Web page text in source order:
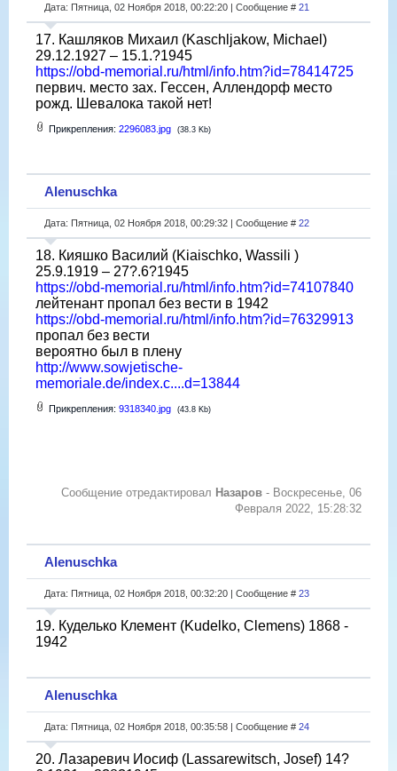
Дата: Пятница, 02 Ноября 2018, 00:22:20 | Сообщение # 21
17. Кашляков Михаил (Kaschljakow, Michael)
29.12.1927 – 15.1.?1945
https://obd-memorial.ru/html/info.htm?id=78414725
первич. место зах. Гессен, Аллендорф место
рожд. Шевалока такой нет!
Прикрепления: 2296083.jpg (38.3 Kb)
Alenuschka
Дата: Пятница, 02 Ноября 2018, 00:29:32 | Сообщение # 22
18. Кияшко Василий (Kiaischko, Wassili )
25.9.1919 – 27?.6?1945
https://obd-memorial.ru/html/info.htm?id=74107840
лейтенант пропал без вести в 1942
https://obd-memorial.ru/html/info.htm?id=76329913
пропал без вести
вероятно был в плену
http://www.sowjetische-
memoriale.de/index.c....d=13844
Прикрепления: 9318340.jpg (43.8 Kb)
Сообщение отредактировал Назаров - Воскресенье, 06
Февраля 2022, 15:28:32
Alenuschka
Дата: Пятница, 02 Ноября 2018, 00:32:20 | Сообщение # 23
19. Куделько Клемент (Kudelko, Clemens) 1868 -
1942
Alenuschka
Дата: Пятница, 02 Ноября 2018, 00:35:58 | Сообщение # 24
20. Лазаревич Иосиф (Lassarewitsch, Josef) 14?